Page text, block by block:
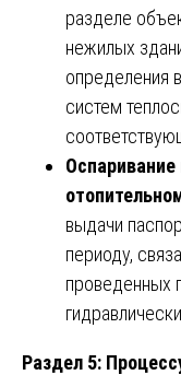
разделе
нежилых
определения
систем
Оспаривание
выдачи
периоду,
проведенных
Раздел 5: